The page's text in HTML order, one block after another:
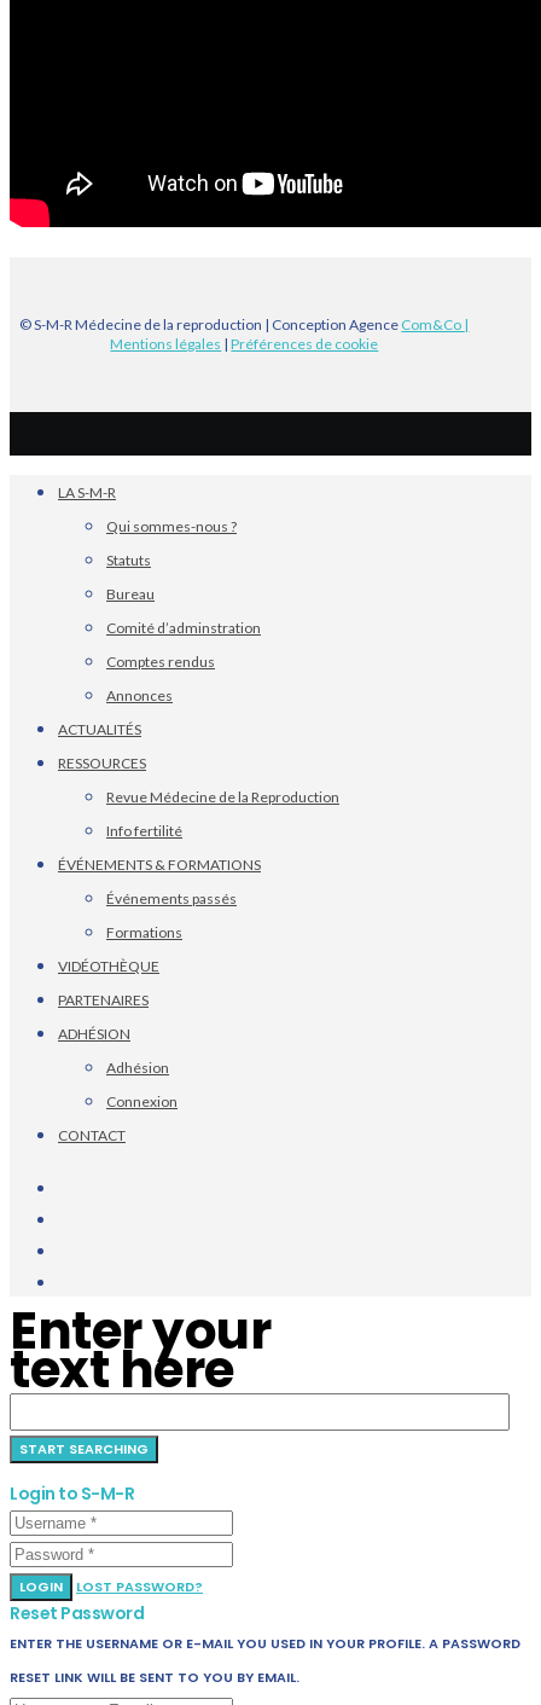
© S-M-R Médecine de la reproduction | Conception Agence Com&Co |
Mentions légales |Préférences de cookie
LA S-M-R
Qui sommes-nous ?
Statuts
Bureau
Comité d’adminstration
Comptes rendus
Annonces
ACTUALITÉS
RESSOURCES
Revue Médecine de la Reproduction
Info fertilité
ÉVÉNEMENTS & FORMATIONS
Événements passés
Formations
VIDÉOTHÈQUE
PARTENAIRES
ADHÉSION
Adhésion
Connexion
CONTACT
Enter your
text here
Login to S-M-R
LOGIN LOST PASSWORD?
Reset Password
ENTER THE USERNAME OR E-MAIL YOU USED IN YOUR PROFILE. A PASSWORD
RESET LINK WILL BE SENT TO YOU BY EMAIL.